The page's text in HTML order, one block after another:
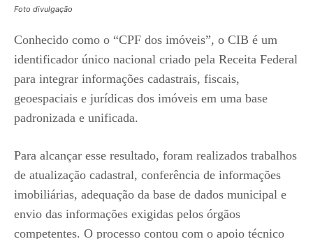
Foto divulgação
Conhecido como o “CPF dos imóveis”, o CIB é um
identificador único nacional criado pela Receita Federal
para integrar informações cadastrais, fiscais,
geoespaciais e jurídicas dos imóveis em uma base
padronizada e unificada.
Para alcançar esse resultado, foram realizados trabalhos
de atualização cadastral, conferência de informações
imobiliárias, adequação da base de dados municipal e
envio das informações exigidas pelos órgãos
competentes. O processo contou com o apoio técnico